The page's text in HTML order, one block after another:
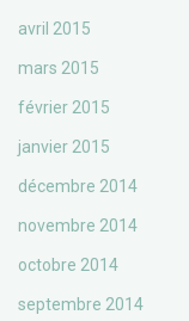
avril 2015
mars 2015
février 2015
janvier 2015
décembre 2014
novembre 2014
octobre 2014
septembre 2014